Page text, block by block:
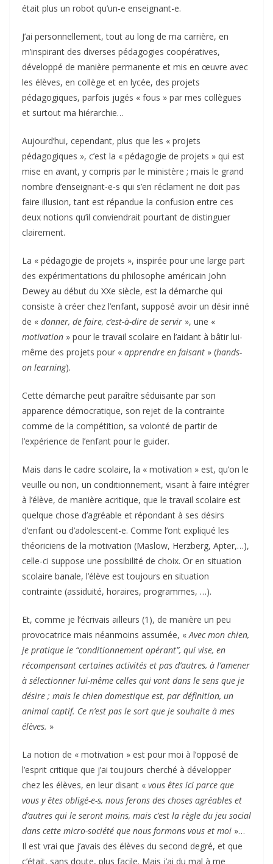
était plus un robot qu’un-e enseignant-e.
J’ai personnellement, tout au long de ma carrière, en
m’inspirant des diverses pédagogies coopératives,
développé de manière permanente et mis en œuvre avec
les élèves, en collège et en lycée, des projets
pédagogiques, parfois jugés « fous » par mes collègues
et surtout ma hiérarchie…
Aujourd’hui, cependant, plus que les « projets
pédagogiques », c’est la « pédagogie de projets » qui est
mise en avant, y compris par le ministère ; mais le grand
nombre d’enseignant-e-s qui s’en réclament ne doit pas
faire illusion, tant est répandue la confusion entre ces
deux notions qu’il conviendrait pourtant de distinguer
clairement.
La « pédagogie de projets », inspirée pour une large part
des expérimentations du philosophe américain John
Dewey au début du XXe siècle, est la démarche qui
consiste à créer chez l’enfant, supposé avoir un désir inné
de « donner, de faire, c’est-à-dire de servir », une «
motivation » pour le travail scolaire en l’aidant à bâtir lui-
même des projets pour « apprendre en faisant » (hands-
on learning).
Cette démarche peut paraître séduisante par son
apparence démocratique, son rejet de la contrainte
comme de la compétition, sa volonté de partir de
l’expérience de l’enfant pour le guider.
Mais dans le cadre scolaire, la « motivation » est, qu’on le
veuille ou non, un conditionnement, visant à faire intégrer
à l’élève, de manière acritique, que le travail scolaire est
quelque chose d’agréable et répondant à ses désirs
d’enfant ou d’adolescent-e. Comme l’ont expliqué les
théoriciens de la motivation (Maslow, Herzberg, Apter,…),
celle-ci suppose une possibilité de choix. Or en situation
scolaire banale, l’élève est toujours en situation
contrainte (assiduité, horaires, programmes, …).
Et, comme je l’écrivais ailleurs (1), de manière un peu
provocatrice mais néanmoins assumée, «Avec mon chien,
je pratique le “conditionnement opérant”, qui vise, en
récompensant certaines activités et pas d’autres, à l’amener
à sélectionner lui-même celles qui vont dans le sens que je
désire ; mais le chien domestique est, par définition, un
animal captif. Ce n’est pas le sort que je souhaite à mes
élèves. »
La notion de « motivation » est pour moi à l’opposé de
l’esprit critique que j’ai toujours cherché à développer
chez les élèves, en leur disant « vous êtes ici parce que
vous y êtes obligé-e-s, nous ferons des choses agréables et
d’autres qui le seront moins, mais c’est la règle du jeu social
dans cette micro-société que nous formons vous et moi »…
Il est vrai que j’avais des élèves du second degré, et que
c’était, sans doute, plus facile. Mais j’ai du mal à me